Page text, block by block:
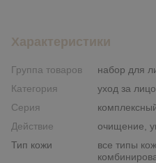
Характеристики
Группа товаров
набор для
Категория
уход за
Серия
Действие
очищение,
Тип кожи
все типы